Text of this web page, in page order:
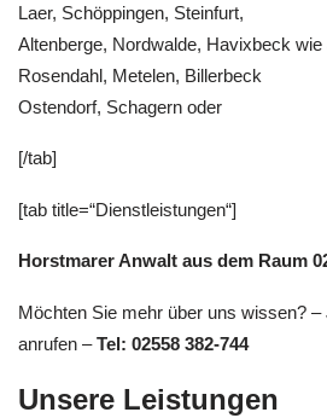
Laer, Schöppingen, Steinfurt,
Altenberge, Nordwalde, Havixbeck wie
Rosendahl, Metelen, Billerbeck
Ostendorf, Schagern oder
[/tab]
[tab title=“Dienstleistungen“]
Horstmarer Anwalt aus dem Raum
Möchten Sie mehr über uns wissen?
anrufen –Tel: 02558 382-744
Unsere Leistungen